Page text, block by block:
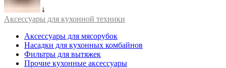
Аксессуары для кухонной техники
Аксессуары для мясорубок
Насадки для кухонных комбайнов
Фильтры для вытяжек
Прочие кухонные аксессуары